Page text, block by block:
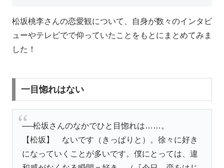
松坂桃李さんの恋愛観について、自身が数々のインタビ
ューやテレビでで仰っていたことをもとにまとめてみま
した！
一目惚れはない
──松坂さんのなかでひと目惚れは……。
【松坂】 ないです（きっぱりと）。徐々に好き
になっていくことが多いです。僕にとっては、違